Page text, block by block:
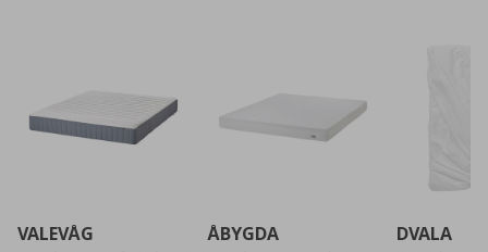
VALEVÅG
ÅBYGDA
DVALA